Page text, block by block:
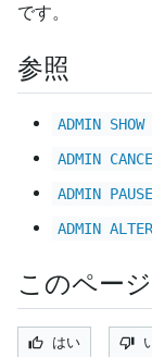
です。
参照
ADMIN
ADMIN
ADMIN
ADMIN
このペー
はい